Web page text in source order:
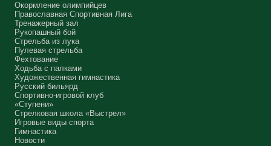
Окормление олимпийцев
Православная Спортивная Лига
Тренажерный зал
Рукопашный бой
Стрельба из лука
Пулевая стрельба
Фехтование
Ходьба с палками
Художественная гимнастика
Русский бильярд
Спортивно-игровой клуб
«Ступени»
Стрелковая школа «Выстрел»
Игровые виды спорта
Гимнастика
Новости